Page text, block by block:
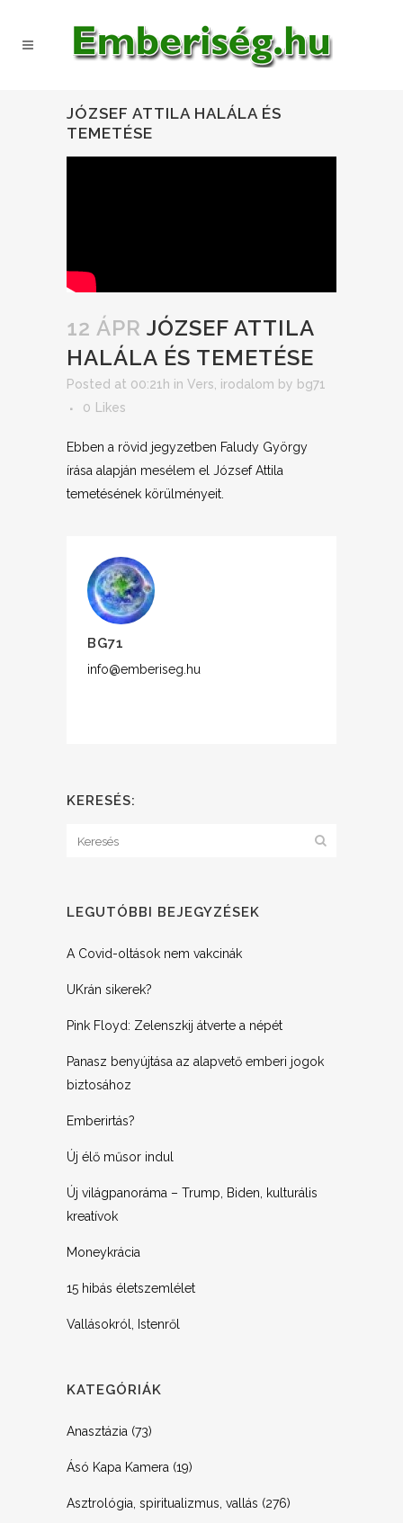
JÓZSEF ATTILA HALÁLA ÉS
TEMETÉSE
12 ÁPR JÓZSEF ATTILA
HALÁLA ÉS TEMETÉSE
Posted at 00:21h in Vers, irodalom by bg71
0
Likes
Ebben a rövid jegyzetben Faludy György
írása alapján mesélem el József Attila
temetésének körülményeit.
BG71
info@emberiseg.hu
KERESÉS:
LEGUTÓBBI BEJEGYZÉSEK
A Covid-oltások nem vakcinák
UKrán sikerek?
Pink Floyd: Zelenszkij átverte a népét
Panasz benyújtása az alapvető emberi jogok
biztosához
Emberirtás?
Új élő műsor indul
Új világpanoráma – Trump, Biden, kulturális
kreatívok
Moneykrácia
15 hibás életszemlélet
Vallásokról, Istenről
KATEGÓRIÁK
Anasztázia (73)
Ásó Kapa Kamera (19)
Asztrológia, spiritualizmus, vallás (276)